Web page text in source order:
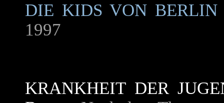
DIE KIDS VON BERLIN
1997
KRANKHEIT DER